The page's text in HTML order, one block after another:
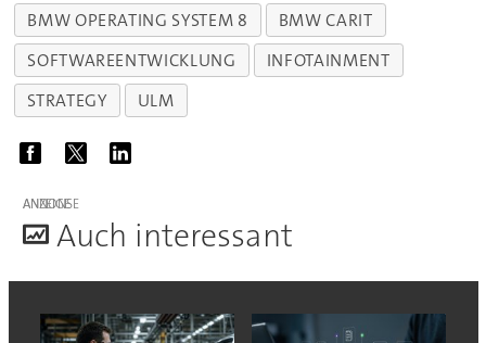
BMW OPERATING SYSTEM 8
BMW CARIT
SOFTWAREENTWICKLUNG
INFOTAINMENT
STRATEGY
ULM
ANZEIGE
Auch interessant